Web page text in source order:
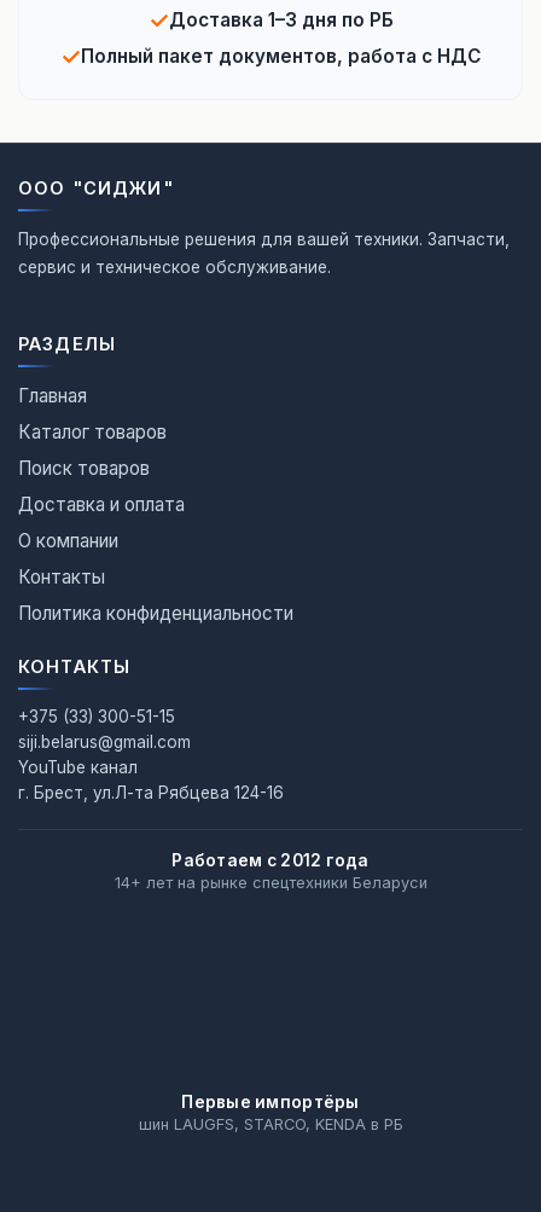
✓Доставка 1–3 дня по РБ
✓Полный пакет документов, работа с НДС
ООО "СИДЖИ"
Профессиональные решения для вашей техники. Запчасти,
сервис и техническое обслуживание.
РАЗДЕЛЫ
Главная
Каталог товаров
Поиск товаров
Доставка и оплата
О компании
Контакты
Политика конфиденциальности
КОНТАКТЫ
+375 (33) 300-51-15
siji.belarus@gmail.com
YouTube канал
г. Брест, ул.Л-та Рябцева 124-16
Работаем с 2012 года
14+ лет на рынке спецтехники Беларуси
Первые импортёры
шин LAUGFS, STARCO, KENDA в РБ